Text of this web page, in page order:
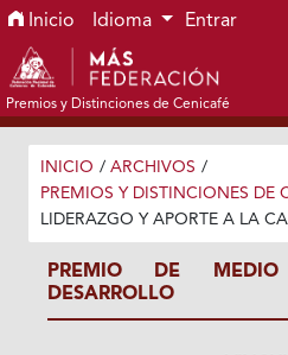
Ir al menú de navegación
Ir al contenido principal
Ir al pie de página del sitio
Inicio Idioma Entrar
Premios y Distinciones de Cenicafé
INICIO / ARCHIVOS /
PREMIOS Y DISTINCIONES DE
LIDERAZGO Y APORTE A LA
PREMIO DE
DESARROLLO